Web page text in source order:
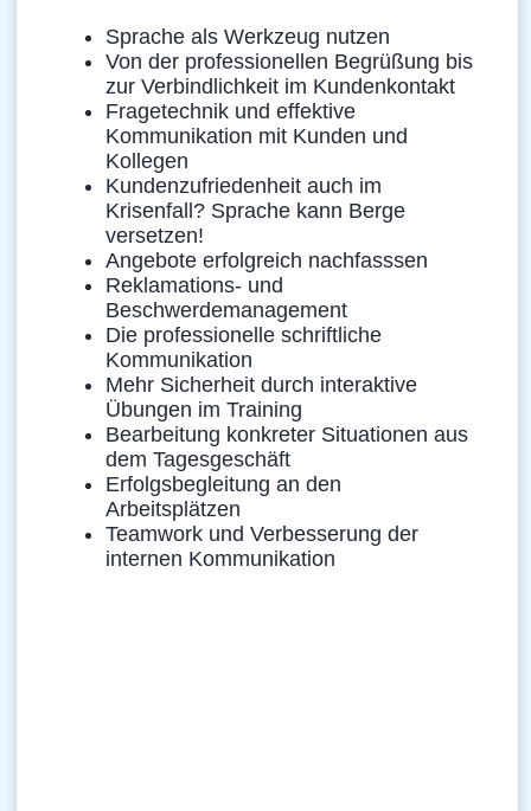
Sprache als Werkzeug nutzen
Von der professionellen Begrüßung bis
zur Verbindlichkeit im Kundenkontakt
Fragetechnik und effektive
Kommunikation mit Kunden und
Kollegen
Kundenzufriedenheit auch im
Krisenfall? Sprache kann Berge
versetzen!
Angebote erfolgreich nachfasssen
Reklamations- und
Beschwerdemanagement
Die professionelle schriftliche
Kommunikation
Mehr Sicherheit durch interaktive
Übungen im Training
Bearbeitung konkreter Situationen aus
dem Tagesgeschäft
Erfolgsbegleitung an den
Arbeitsplätzen
Teamwork und Verbesserung der
internen Kommunikation